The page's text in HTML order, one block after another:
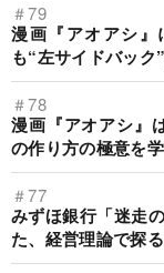
＃79
漫画『アオアシ
も“左サイドバック
＃78
漫画『アオアシ』
の作り方の極意を
＃77
みずほ銀行「迷走
た、経営理論で探